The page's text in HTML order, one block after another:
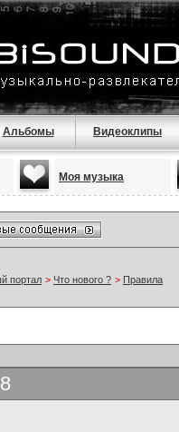
Альбомы Видеоклипы
Моя музыка
портал > Что нового ? > Правила